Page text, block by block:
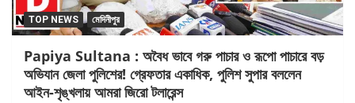
TOP NEWS মেদিনীপুর
Papiya Sultana : অবৈধ ভাবে গরু পাচার ও রূপো পাচারে বড়
অভিযান জেলা পুলিশের! গ্রেফতার একাধিক, পুলিশ সুপার বললেন
আইন-শৃঙ্খলায় আমরা জিরো টলারেন্স